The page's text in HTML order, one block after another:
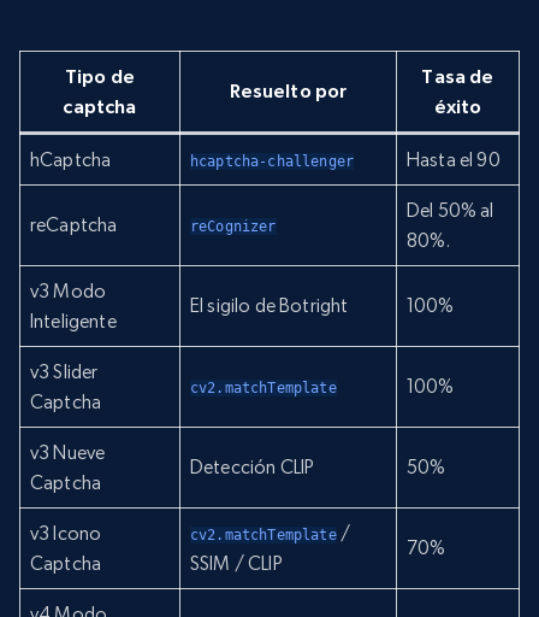
Tipo de
captcha
Resuelto por
Tasa de
éxito
hCaptcha hcaptcha-challenger Hasta el 90
reCaptcha reCognizer
Del 50% al
80%.
v3 Modo
Inteligente
El sigilo de Botright 100%
v3 Slider
Captcha
cv2.matchTemplate 100%
v3 Nueve
Captcha
Detección CLIP 50%
v3 Icono
Captcha
cv2.matchTemplate/
SSIM / CLIP
70%